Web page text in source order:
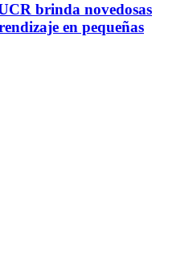
brinda novedosas
en pequeñas